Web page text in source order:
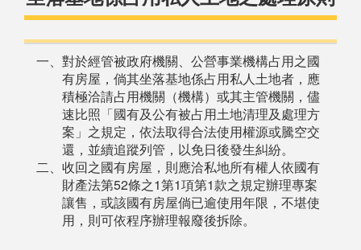
一、對於經管被政府機關、公營事業機構占用之國
有房屋，倘其坐落基地係占用私人土地者，應
積極洽請占用機關（機構）或其主管機關，儘
速比照「國有及公有被占用土地清理及處理方
案」之規定，依法取得合法使用權源或騰空交
還，並續追蹤列管，以免日後發生糾紛。
二、收回之國有房屋，則應洽私地所有權人依國有
財產法第52條之1第1項第1款之規定辦理專案
讓售，或該國有房屋倘已逾使用年限，不堪使
用，則可依程序辦理報廢後拆除。